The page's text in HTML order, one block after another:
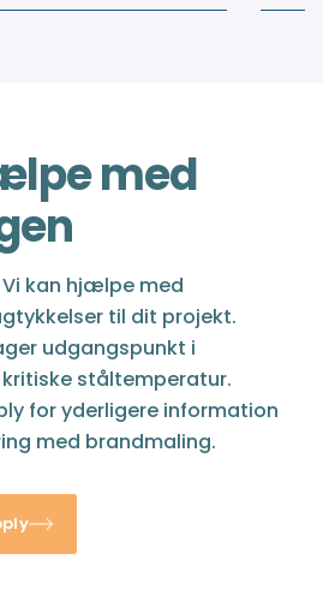
med
kan hjælpe med
til dit projekt.
udgangspunkt i
ståltemperatur.
for yderligere information
med brandmaling.